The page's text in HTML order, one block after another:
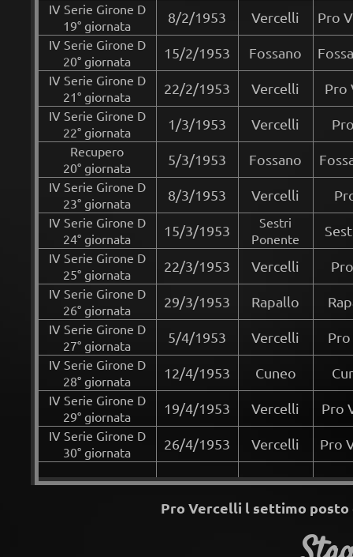
IV Serie Girone D
19° giornata
8/2/1953 Vercelli Pro
IV Serie Girone D
20° giornata
15/2/1953 Fossano
IV Serie Girone D
21° giornata
22/2/1953 Vercelli Pro
IV Serie Girone D
22° giornata
1/3/1953 Vercelli
Recupero
20° giornata
5/3/1953 Fossano
IV Serie Girone D
23° giornata
8/3/1953 Vercelli
IV Serie Girone D
24° giornata
15/3/1953
Sestri
Ponente
IV Serie Girone D
25° giornata
22/3/1953 Vercelli
IV Serie Girone D
26° giornata
29/3/1953 Rapallo
IV Serie Girone D
27° giornata
5/4/1953 Vercelli
IV Serie Girone D
28° giornata
12/4/1953 Cuneo
IV Serie Girone D
29° giornata
19/4/1953 Vercelli Pro
IV Serie Girone D
30° giornata
26/4/1953 Vercelli Pro
Pro Vercelli l settimo posto